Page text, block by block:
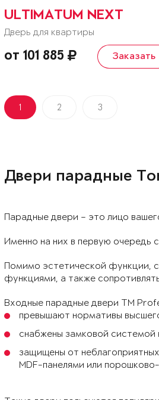
ULTIMATUM NEXT
Дверь для квартиры
от 101 885 Заказать
1 2 3
Двери парадные
Парадные двери – это лицо
Именно на них в первую очередь
Помимо эстетической функции,
функциями, а также
Входные парадные двери ТМ
превышают нормативы
снабжены замковой
защищены от
MDF-панелями или